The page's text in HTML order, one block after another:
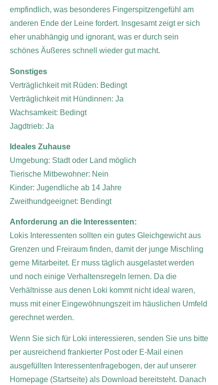
empfindlich, was besonderes Fingerspitzengefühl am
anderen Ende der Leine fordert. Insgesamt zeigt er sich
eher unabhängig und ignorant, was er durch sein
schönes Äußeres schnell wieder gut macht.
Sonstiges
Verträglichkeit mit Rüden: Bedingt
Verträglichkeit mit Hündinnen: Ja
Wachsamkeit: Bedingt
Jagdtrieb: Ja
Ideales Zuhause
Umgebung: Stadt oder Land möglich
Tierische Mitbewohner: Nein
Kinder: Jugendliche ab 14 Jahre
Zweithundgeeignet: Bendingt
Anforderung an die Interessenten:
Lokis Interessenten sollten ein gutes Gleichgewicht aus
Grenzen und Freiraum finden, damit der junge Mischling
gerne Mitarbeitet. Er muss täglich ausgelastet werden
und noch einige Verhaltensregeln lernen. Da die
Verhältnisse aus denen Loki kommt nicht ideal waren,
muss mit einer Eingewöhnungszeit im häuslichen Umfeld
gerechnet werden.
Wenn Sie sich für Loki interessieren, senden Sie uns bitte
per ausreichend frankierter Post oder E-Mail einen
ausgefüllten Interessentenfragebogen, der auf unserer
Homepage (Startseite) als Download bereitsteht. Danach